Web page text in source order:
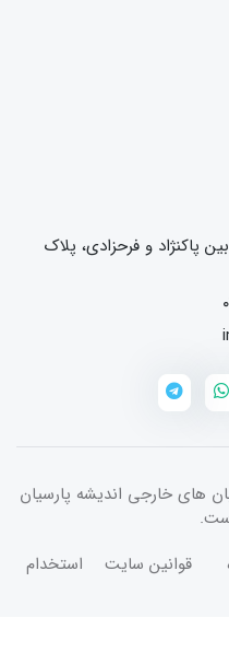
پاکنژاد و فرحزادی، پلاک
های خارجی اندیشه پارسیان
قوانین سایت استخدام